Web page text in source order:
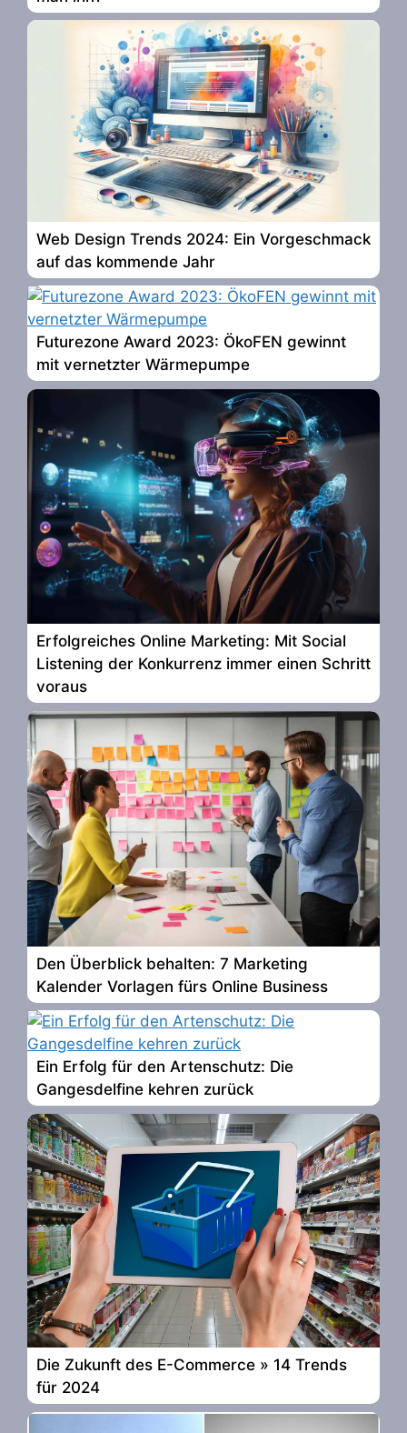
Web Design Trends 2024: Ein Vorgeschmack
auf das kommende Jahr
Futurezone Award 2023: ÖkoFEN gewinnt
mit vernetzter Wärmepumpe
Erfolgreiches Online Marketing: Mit Social
Listening der Konkurrenz immer einen Schritt
voraus
Den Überblick behalten: 7 Marketing
Kalender Vorlagen fürs Online Business
Ein Erfolg für den Artenschutz: Die
Gangesdelfine kehren zurück
Die Zukunft des E-Commerce » 14 Trends
für 2024